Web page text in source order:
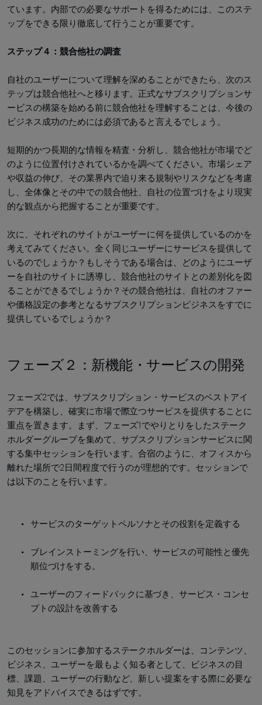
ています。内部での必要なサポートを得るためには、このステ
ップをできる限り徹底して行うことが重要です。
ステップ４：競合他社の調査
自社のユーザーについて理解を深めることができたら、次のス
テップは競合他社へと移ります。正式なサブスクリプションサ
ービスの構築を始める前に競合他社を理解することは、今後の
ビジネス成功のためには必須であると言えるでしょう。
短期的かつ長期的な情報を精査・分析し、競合他社が市場でど
のように位置付けされているかを調べてください。市場シェア
や収益の伸び、その業界内で迫り来る規制やリスクなどを考慮
し、全体像とその中での競合他社、自社の位置づけをより現実
的な観点から把握することが重要です。
次に、それぞれのサイトがユーザーに何を提供しているのかを
考えてみてください。全く同じユーザーにサービスを提供して
いるのでしょうか？もしそうである場合は、どのようにユーザ
ーを自社のサイトに誘導し、競合他社のサイトとの差別化を図
ることができるでしょうか？その競合他社は、自社のオファー
や価格設定の参考となるサブスクリプションビジネスをすでに
提供しているでしょうか？
フェーズ２：新機能・サービスの開発
フェーズ2では、サブスクリプション・サービスのベストアイ
デアを構築し、確実に市場で際立つサービスを提供することに
重点を置きます。まず、フェーズ1でやりとりをしたステーク
ホルダーグループを集めて、サブスクリプションサービスに関
する集中セッションを行います。合宿のように、オフィスから
離れた場所で2日間程度で行うのが理想的です。セッションで
は以下のことを行います。
サービスのターゲットペルソナとその役割を定義する
ブレインストーミングを行い、サービスの可能性と優先
順位づけをする。
ユーザーのフィードバックに基づき、サービス・コンセ
プトの設計を改善する
このセッションに参加するステークホルダーは、コンテンツ、
ビジネス、ユーザーを最もよく知る者として、ビジネスの目
標、課題、ユーザーの行動など、新しい提案をする際に必要な
知見をアドバイスできるはずです。